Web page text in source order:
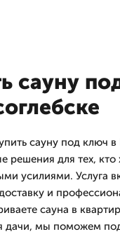
сауну
сауну под ключ
решения для тех, кто
усилиями. Услуга
и
сауна в
дачи, мы поможем